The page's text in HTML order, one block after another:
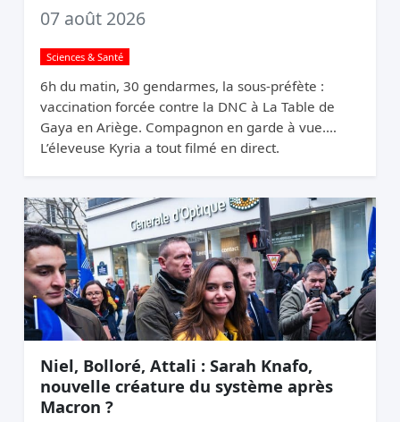
07 août 2026
Sciences & Santé
6h du matin, 30 gendarmes, la sous-préfète :
vaccination forcée contre la DNC à La Table de
Gaya en Ariège. Compagnon en garde à vue.
L’éleveuse Kyria a tout filmé en direct.
Niel, Bolloré, Attali : Sarah Knafo,
nouvelle créature du système après
Macron ?